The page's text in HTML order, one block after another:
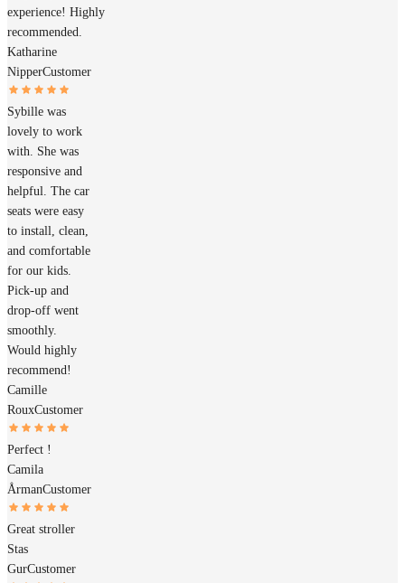
experience! Highly
recommended.
Katharine
NipperCustomer
Sybille was
lovely to work
with. She was
responsive and
helpful. The car
seats were easy
to install, clean,
and comfortable
for our kids.
Pick-up and
drop-off went
smoothly.
Would highly
recommend!
Camille
RouxCustomer
Perfect !
Camila
ÅrmanCustomer
Great stroller
Stas
GurCustomer